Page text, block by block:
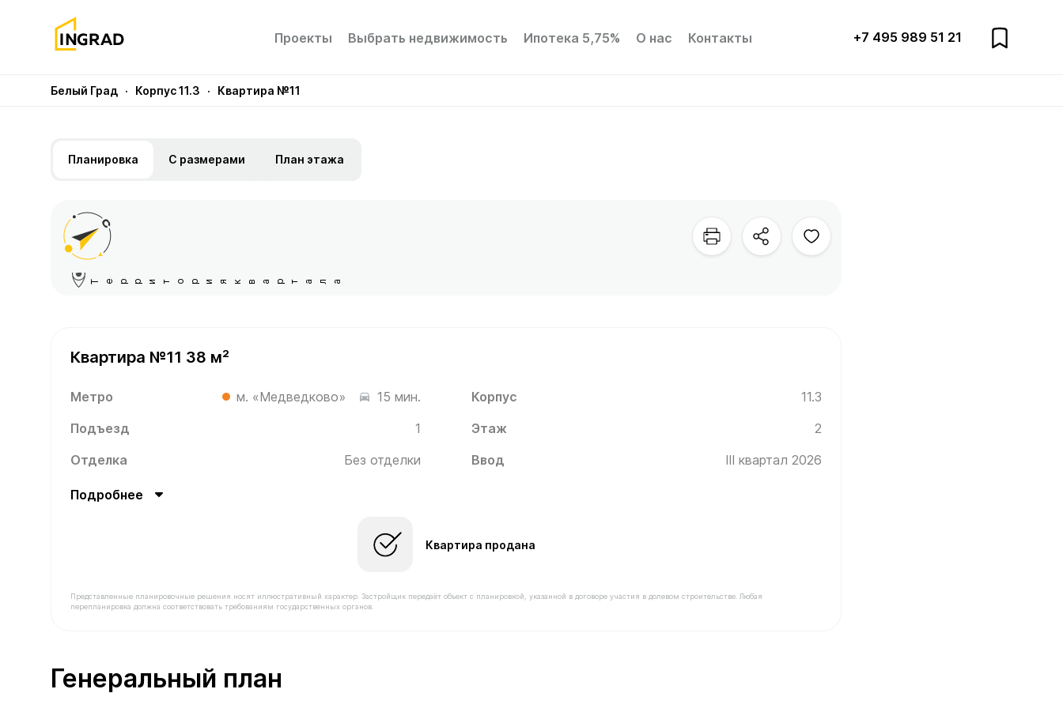
Проекты Выбрать недвижимость Ипотека 5,75% О нас Контакты +7 495 989 51 21
Белый Град · Корпус 11.3 · Квартира №11
Планировка С размерами План этажа
Территория квартала
Квартира №11 38 м²
Метро м. «Медведково» 15 мин. Корпус 11.3
Подъезд 1 Этаж
2
Отделка
Без отделки Ввод III квартал 2026
Подробнее
Квартира продана
Представленные планировочные решения носят иллюстративный характер. Застройщик передаёт объект с планировкой, указанной в договоре участия в долевом строительстве. Любая
перепланировка должна соответствовать требованиям государственных органов.
Генеральный план